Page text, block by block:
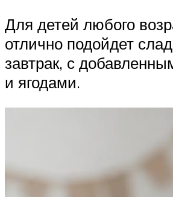
Для детей любого
отлично подойдет
завтрак, с
и ягодами.